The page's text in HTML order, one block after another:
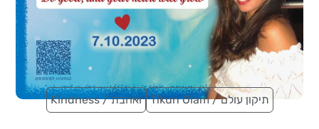
Kindness / ואהבת Tikun Olam / תיקון עולם